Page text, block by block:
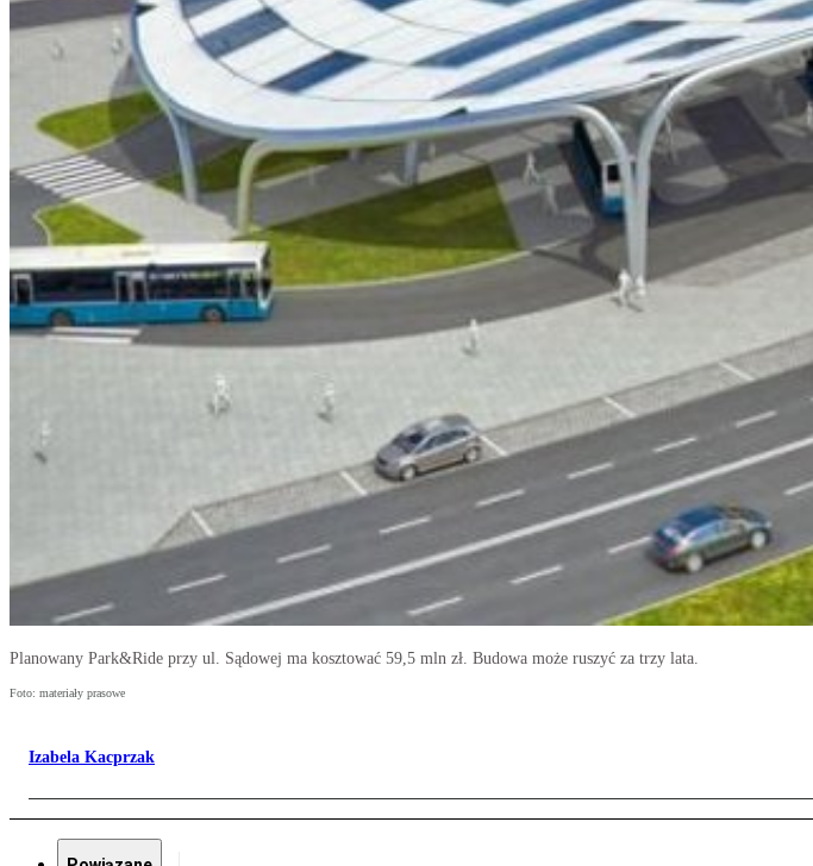
Planowany Park&Ride przy ul. Sądowej ma kosztować 59,5 mln zł. Budowa może ruszyć za trzy lata.
Foto: materiały prasowe
Izabela Kacprzak